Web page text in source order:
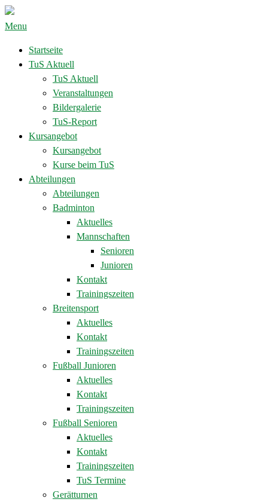
Menu
Startseite
TuS Aktuell
TuS Aktuell
Veranstaltungen
Bildergalerie
TuS-Report
Kursangebot
Kursangebot
Kurse beim TuS
Abteilungen
Abteilungen
Badminton
Aktuelles
Mannschaften
Senioren
Junioren
Kontakt
Trainingszeiten
Breitensport
Aktuelles
Kontakt
Trainingszeiten
Fußball Junioren
Aktuelles
Kontakt
Trainingszeiten
Fußball Senioren
Aktuelles
Kontakt
Trainingszeiten
TuS Termine
Gerätturnen